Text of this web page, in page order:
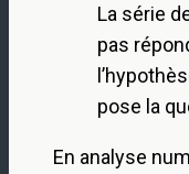
La série
pas
pose la
En analyse